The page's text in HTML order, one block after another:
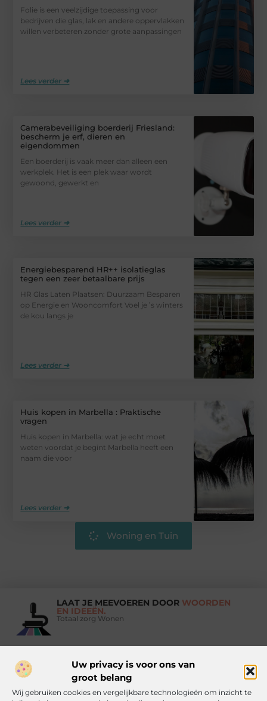
Uw privacy is voor ons van
groot belang
Wij gebruiken cookies en vergelijkbare technologieën om inzicht te
Folie is een veelzijdige toepassing voor
bedrijven die glas, lak en andere oppervlakken
willen verbeteren zonder grote aanpassingen
Lees verder ➜
Camerabeveiliging boerderij Friesland:
bescherm je erf, dieren en
eigendommen
Een boerderij is vaak meer dan alleen een
werkplek. Het is een plek waar wordt
gewoond, gewerkt en
Lees verder ➜
Energiebesparend HR++ isolatieglas
tegen een zeer betaalbare prijs
HR Glas Laten Plaatsen: Duurzaam Besparen
op Energie en Wooncomfort Voel je ’s winters
de kou langs je
Lees verder ➜
Huis kopen in Marbella : Praktische
vragen
Huis kopen in Marbella: wat je echt moet
weten voordat je begint Marbella heeft een
naam die voor
Lees verder ➜
Woning en Tuin
LAAT JE MEEVOEREN DOOR WOORDEN
EN IDEEËN.
Totaal zorg Wonen
Vind Ons Hier :